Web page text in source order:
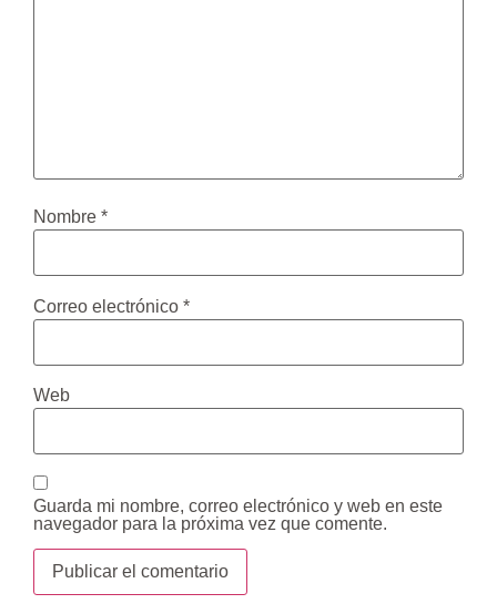
Nombre *
Correo electrónico *
Web
Guarda mi nombre, correo electrónico y web en este
navegador para la próxima vez que comente.